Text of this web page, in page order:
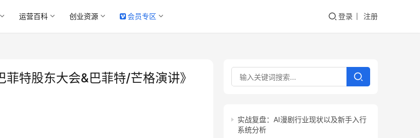
运营百科 创业资源 会员专区 登录 注册
特股东大会&巴菲特/芒格演讲》
实战复盘：AI漫剧行业现状以及新手入行
系统分析